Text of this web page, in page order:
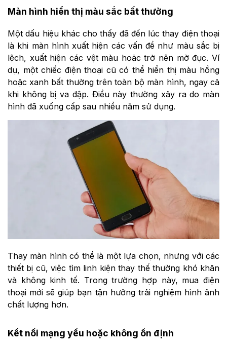
Màn hình hiển thị màu sắc bất thường
Một dấu hiệu khác cho thấy đã đến lúc thay điện thoại
là khi màn hình xuất hiện các vấn đề như màu sắc bị
lệch, xuất hiện các vệt màu hoặc trở nên mờ đục. Ví
dụ, một chiếc điện thoại cũ có thể hiển thị màu hồng
hoặc xanh bất thường trên toàn bộ màn hình, ngay cả
khi không bị va đập. Điều này thường xảy ra do màn
hình đã xuống cấp sau nhiều năm sử dụng.
Thay màn hình có thể là một lựa chọn, nhưng với các
thiết bị cũ, việc tìm linh kiện thay thế thường khó khăn
và không kinh tế. Trong trường hợp này, mua điện
thoại mới sẽ giúp bạn tận hưởng trải nghiệm hình ảnh
chất lượng hơn.
Kết nối mạng yếu hoặc không ổn định